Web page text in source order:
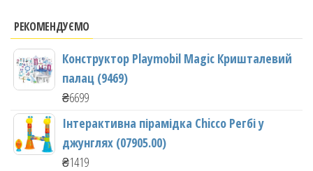
РЕКОМЕНДУЄМО
Конструктор Playmobil Magic Кришталевий
палац (9469)
₴6699
Інтерактивна пірамідка Chicco Регбі у
джунглях (07905.00)
₴1419